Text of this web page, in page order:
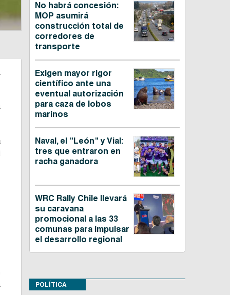
No habrá concesión:
MOP asumirá
construcción total de
corredores de
transporte
Exigen mayor rigor
científico ante una
eventual autorización
para caza de lobos
marinos
Naval, el "León" y Vial:
tres que entraron en
racha ganadora
WRC Rally Chile llevará
su caravana
promocional a las 33
comunas para impulsar
el desarrollo regional
POLÍTICA